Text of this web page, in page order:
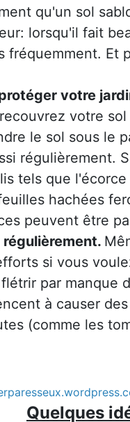
qu'un sol
lorsqu'il fait
fréquemment. Et
votre
votre
le sol sous le
régulièrement.
tels que
hachées
peuvent être
si vous
par manque
à causer
(comme les
Quelques